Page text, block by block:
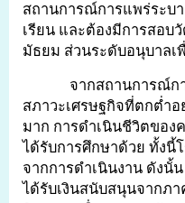
สถานการณ์การแพร่ระบ
เรียน และต้องมีการสอบ
มัธยม ส่วนระดับอนุบาล
จากสถานการณ์ก
สภาวะเศรษฐกิจที่ตกต่ำ
มาก การดำเนินชีวิตขอ
ได้รับการศึกษาด้วย ทั้งนี้
จากการดำเนินงาน ดังนั้
ได้รับเงินสนับสนุนจากภา